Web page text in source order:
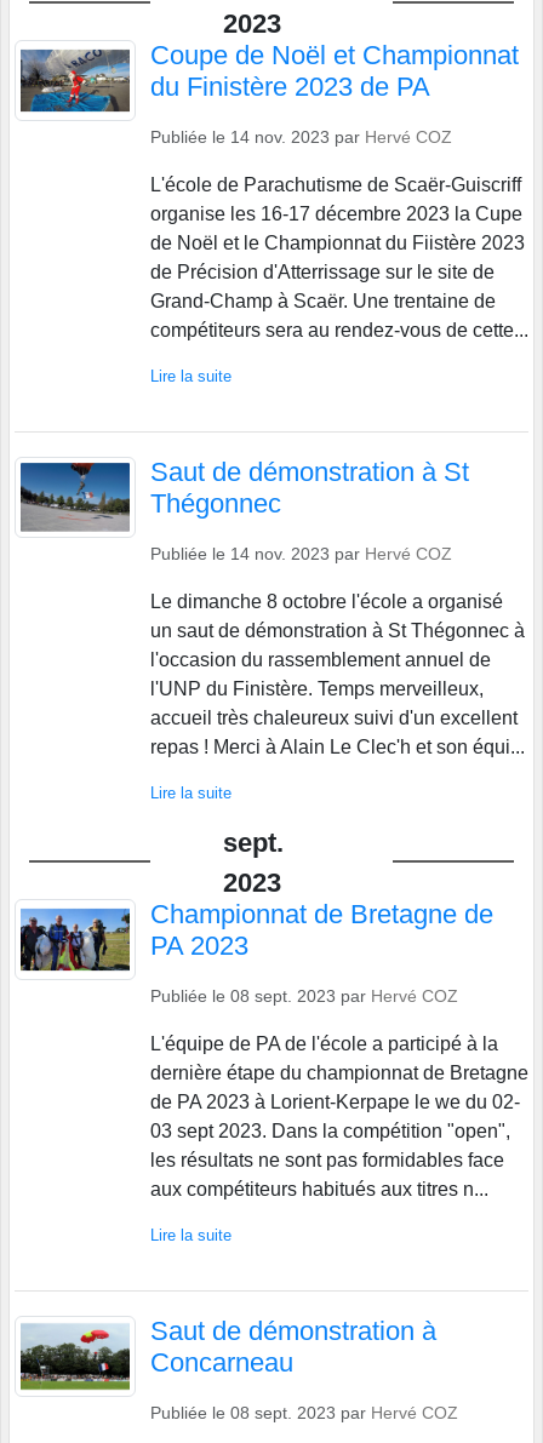
2023
Coupe de Noël et Championnat
du Finistère 2023 de PA
Publiée le 14 nov. 2023 par Hervé COZ
L'école de Parachutisme de Scaër-Guiscriff
organise les 16-17 décembre 2023 la Cupe
de Noël et le Championnat du Fiistère 2023
de Précision d'Atterrissage sur le site de
Grand-Champ à Scaër. Une trentaine de
compétiteurs sera au rendez-vous de cette...
Lire la suite
Saut de démonstration à St
Thégonnec
Publiée le 14 nov. 2023 par Hervé COZ
Le dimanche 8 octobre l'école a organisé
un saut de démonstration à St Thégonnec à
l'occasion du rassemblement annuel de
l'UNP du Finistère. Temps merveilleux,
accueil très chaleureux suivi d'un excellent
repas ! Merci à Alain Le Clec'h et son équi...
Lire la suite
sept.
2023
Championnat de Bretagne de
PA 2023
Publiée le 08 sept. 2023 par Hervé COZ
L'équipe de PA de l'école a participé à la
dernière étape du championnat de Bretagne
de PA 2023 à Lorient-Kerpape le we du 02-
03 sept 2023. Dans la compétition "open",
les résultats ne sont pas formidables face
aux compétiteurs habitués aux titres n...
Lire la suite
Saut de démonstration à
Concarneau
Publiée le 08 sept. 2023 par Hervé COZ